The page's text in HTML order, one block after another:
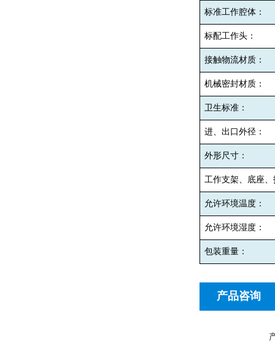
标准工作腔体：
标配工作头：
接触物流材质：
机械密封材质：
卫生标准：
进、出口外径：
外形尺寸：
工作支架、底座
允许环境温度：
允许环境湿度：
包装重量：
产品咨询